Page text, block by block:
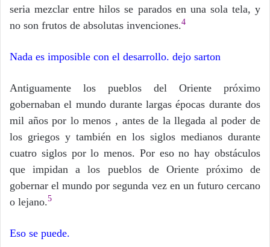
seria mezclar entre hilos se parados en una sola tela, y
no son frutos de absolutas invenciones.4
Nada es imposible con el desarrollo. dejo sarton
Antiguamente los pueblos del Oriente próximo
gobernaban el mundo durante largas épocas durante dos
mil años por lo menos , antes de la llegada al poder de
los griegos y también en los siglos medianos durante
cuatro siglos por lo menos. Por eso no hay obstáculos
que impidan a los pueblos de Oriente próximo de
gobernar el mundo por segunda vez en un futuro cercano
o lejano.5
Eso se puede.